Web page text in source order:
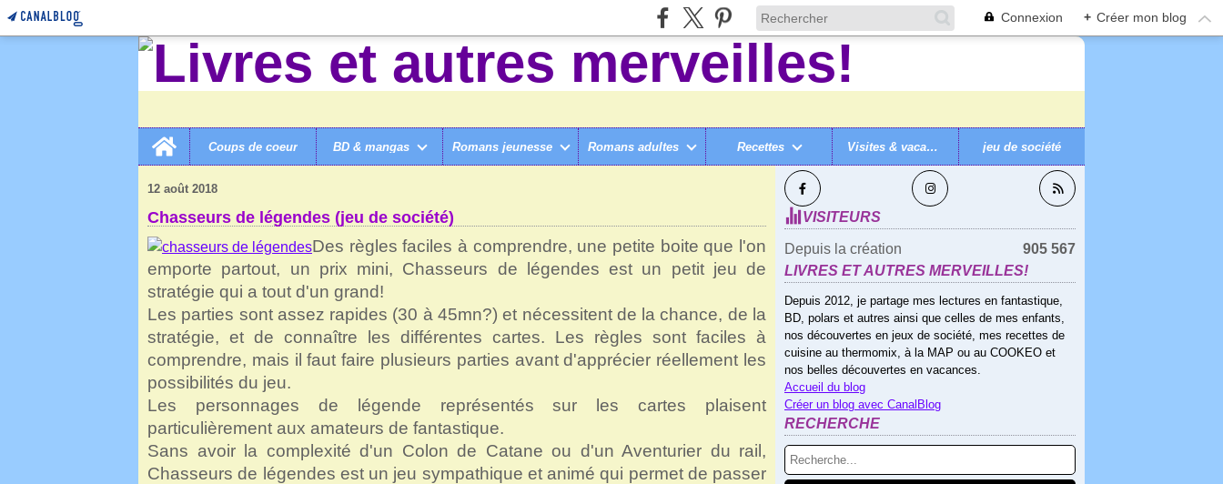
Connexion + Créer mon blog
Home
Coups de coeur
BD & mangas Romans jeunesse Romans adultes Recettes Visites & vacances jeu de société
LIVRES ET AUTRES MERVEILLES! > 7D JEUX DE SOCIÉTÉ & JOUETS > CHASSEURS DE LÉGENDES (JEU DE SOCIÉTÉ)
12 août 2018
Chasseurs de légendes (jeu de société)
Des règles faciles à comprendre, une petite boite que l'on
emporte partout, un prix mini, Chasseurs de légendes est un petit jeu de
stratégie qui a tout d'un grand!
Les parties sont assez rapides (30 à 45mn?) et nécessitent de la chance, de la
stratégie, et de connaître les différentes cartes. Les règles sont faciles à
comprendre, mais il faut faire plusieurs parties avant d'apprécier réellement les
possibilités du jeu.
Les personnages de légende représentés sur les cartes plaisent
particulièrement aux amateurs de fantastique.
Sans avoir la complexité d'un Colon de Catane ou d'un Aventurier du rail,
Chasseurs de légendes est un jeu sympathique et animé qui permet de passer
SUIVEZ-MOI
VISITEURS
Depuis la création
905 567
LIVRES ET AUTRES MERVEILLES!
Depuis 2012, je partage mes lectures en fantastique,
BD, polars et autres ainsi que celles de mes enfants,
nos découvertes en jeux de société, mes recettes de
cuisine au thermomix, à la MAP ou au COOKEO et
nos belles découvertes en vacances.
Accueil du blog
Créer un blog avec CanalBlog
RECHERCHE